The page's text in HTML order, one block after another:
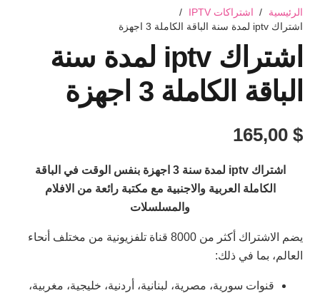
الرئيسية / اشتراكات IPTV
/
اشتراك iptv لمدة سنة الباقة الكاملة 3 اجهزة
اشتراك iptv لمدة سنة
الباقة الكاملة 3 اجهزة
$
اشتراك iptv لمدة سنة 3 اجهزة بنفس الوقت في الباقة
الكاملة العربية والاجنبية مع مكتبة رائعة من الافلام
والمسلسلات
يضم الاشتراك أكثر من 8000 قناة تلفزيونية من مختلف أنحاء
العالم، بما في ذلك:
قنوات سورية، مصرية، لبنانية، أردنية، خليجية، مغربية،